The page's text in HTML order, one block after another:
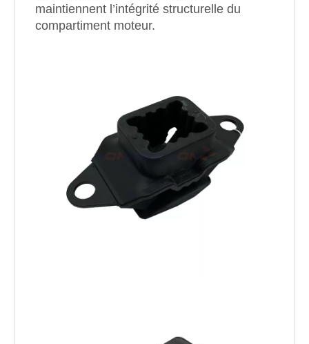
maintiennent l’intégrité structurelle du
compartiment moteur.